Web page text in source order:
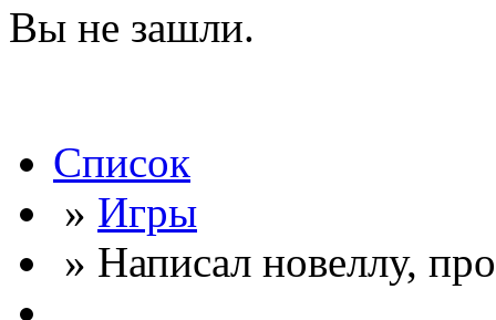
Вы не зашли.
Список
» Игры
» Написал новеллу,